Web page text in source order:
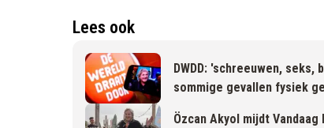
Lees ook
DWDD: 'schreeuwen,
sommige gevallen fysiek
Özcan Akyol mijdt